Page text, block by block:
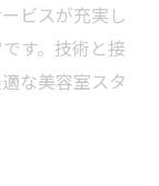
ビスが充実し
す。技術と接
な美容室スタ